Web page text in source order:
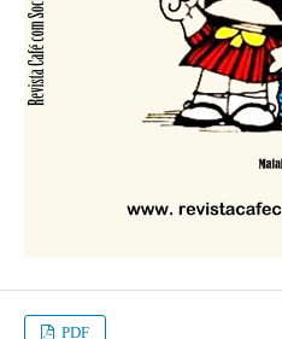
PDF